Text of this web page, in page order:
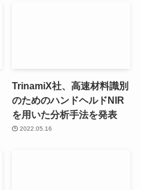
TrinamiX社、高速材料識別
のためのハンドヘルドNIR
を用いた分析手法を発表
2022.05.16